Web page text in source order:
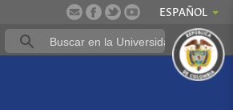
ESPAÑOL